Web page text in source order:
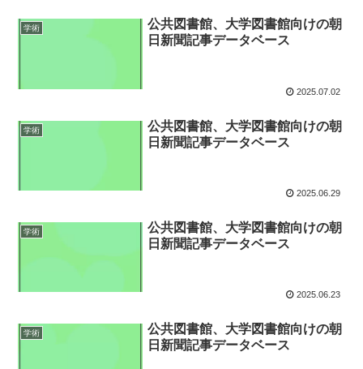
学術
公共図書館、大学図書館向けの朝
日新聞記事データベース
2025.07.02
学術
公共図書館、大学図書館向けの朝
日新聞記事データベース
2025.06.29
学術
公共図書館、大学図書館向けの朝
日新聞記事データベース
2025.06.23
学術
公共図書館、大学図書館向けの朝
日新聞記事データベース